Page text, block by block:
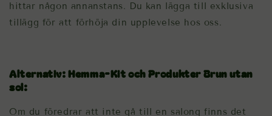
hittar någon annanstans. Du kan lägga till exklusiva
tillägg för att förhöja din upplevelse hos oss.
Alternativ: Hemma-Kit och Produkter Brun utan
sol:
Om du föredrar att inte gå till en salong finns det